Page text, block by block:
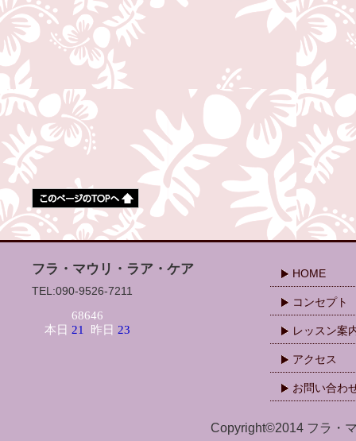
フラ・マウリ・ラア・ケア
TEL:090-9526-7211
HOME
コンセプト
レッスン案
アクセス
お問い合わ
Copyright©2014 フラ・